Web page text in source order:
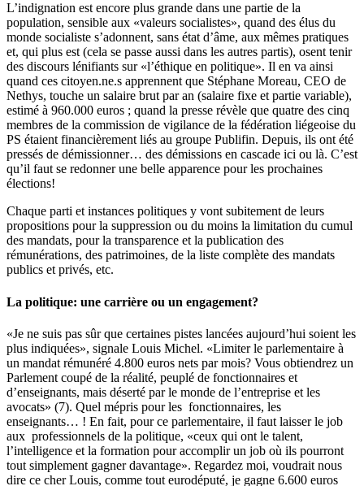
L’indignation est encore plus grande dans une partie de la
population, sensible aux «valeurs socialistes», quand des élus du
monde socialiste s’adonnent, sans état d’âme, aux mêmes pratiques
et, qui plus est (cela se passe aussi dans les autres partis), osent tenir
des discours lénifiants sur «l’éthique en politique». Il en va ainsi
quand ces citoyen.ne.s apprennent que Stéphane Moreau, CEO de
Nethys, touche un salaire brut par an (salaire fixe et partie variable),
estimé à 960.000 euros ; quand la presse révèle que quatre des cinq
membres de la commission de vigilance de la fédération liégeoise du
PS étaient financièrement liés au groupe Publifin. Depuis, ils ont été
pressés de démissionner… des démissions en cascade ici ou là. C’est
qu’il faut se redonner une belle apparence pour les prochaines
élections!
Chaque parti et instances politiques y vont subitement de leurs
propositions pour la suppression ou du moins la limitation du cumul
des mandats, pour la transparence et la publication des
rémunérations, des patrimoines, de la liste complète des mandats
publics et privés, etc.
La politique: une carrière ou un engagement?
«Je ne suis pas sûr que certaines pistes lancées aujourd’hui soient les
plus indiquées», signale Louis Michel. «Limiter le parlementaire à
un mandat rémunéré 4.800 euros nets par mois? Vous obtiendrez un
Parlement coupé de la réalité, peuplé de fonctionnaires et
d’enseignants, mais déserté par le monde de l’entreprise et les
avocats» (7). Quel mépris pour les fonctionnaires, les
enseignants… ! En fait, pour ce parlementaire, il faut laisser le job
aux professionnels de la politique, «ceux qui ont le talent,
l’intelligence et la formation pour accomplir un job où ils pourront
tout simplement gagner davantage». Regardez moi, voudrait nous
dire ce cher Louis, comme tout eurodéputé, je gagne 6.600 euros